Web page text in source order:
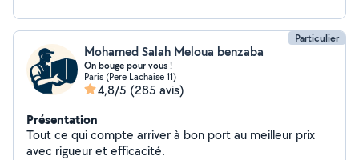
Particulier
Mohamed Salah Meloua benzaba
On bouge pour vous !
Paris (Pere Lachaise 11)
4,8/5 (285 avis)
Présentation
Tout ce qui compte arriver à bon port au meilleur prix
avec rigueur et efficacité.